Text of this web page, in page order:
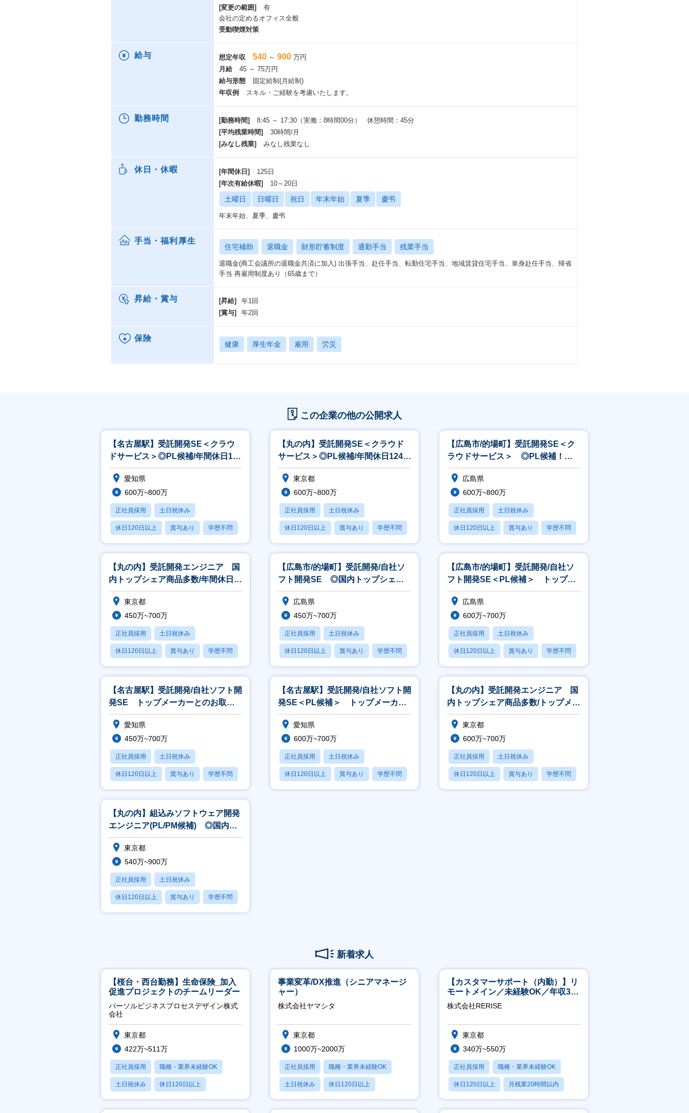
[変更の範囲]
有
会社の定めるオフィス全般
受動喫煙対策
給与 想定年収 540 ～ 900 万円
月給
45 ～ 75万円
給与形態
固定給制(月給制)
年収例
スキル・ご経験を考慮いたします。
勤務時間 [勤務時間]
8:45 ～ 17:30（実働：8時間00分） 休憩時間：45分
[平均残業時間]
30時間/月
[みなし残業]
みなし残業なし
休日・休暇 [年間休日]
125日
[年次有給休暇]
10～20日
土曜日 日曜日 祝日 年末年始 夏季 慶弔
年末年始、夏季、慶弔
手当・福利厚生
住宅補助 退職金 財形貯蓄制度 通勤手当 残業手当
退職金(商工会議所の退職金共済に加入) 出張手当、赴任手当、転勤住宅手当、地域賃貸住宅手当、単身赴任手当、帰省
手当 再雇用制度あり（65歳まで）
昇給・賞与 [昇給]
年1回
[賞与]
年2回
保険
健康 厚生年金 雇用 労災
この企業の他の公開求人
【名古屋駅】受託開発SE＜クラウ
ドサービス＞◎PL候補/年間休日124
日/国内トップシェア商品多数！
愛知県
600万~800万
正社員採用 土日祝休み
休日120日以上 賞与あり 学歴不問
【丸の内】受託開発SE＜クラウド
サービス＞◎PL候補/年間休日124
日/国内トップシェア商品多数！
東京都
600万~800万
正社員採用 土日祝休み
休日120日以上 賞与あり 学歴不問
【広島市/的場町】受託開発SE＜ク
ラウドサービス＞ ◎PL候補！
◎国内トップシェア商品多数！
広島県
600万~800万
正社員採用 土日祝休み
休日120日以上 賞与あり 学歴不問
【丸の内】受託開発エンジニア 国
内トップシェア商品多数/年間休日
124日/働き方◎
東京都
450万~700万
正社員採用 土日祝休み
休日120日以上 賞与あり 学歴不問
【広島市/的場町】受託開発/自社ソ
フト開発SE ◎国内トップシェア
商品多数！/年間休日124日
広島県
450万~700万
正社員採用 土日祝休み
休日120日以上 賞与あり 学歴不問
【広島市/的場町】受託開発/自社ソ
フト開発SE＜PL候補＞ トップシ
ェア製品多数/年間休日124日
広島県
600万~700万
正社員採用 土日祝休み
休日120日以上 賞与あり 学歴不問
【名古屋駅】受託開発/自社ソフト開
発SE トップメーカーとのお取引
多数/年間休日124日/働き方◎
愛知県
450万~700万
正社員採用 土日祝休み
休日120日以上 賞与あり 学歴不問
【名古屋駅】受託開発/自社ソフト開
発SE＜PL候補＞ トップメーカー
とのお取引！/年間休日124日
愛知県
600万~700万
正社員採用 土日祝休み
休日120日以上 賞与あり 学歴不問
【丸の内】受託開発エンジニア 国
内トップシェア商品多数/トップメー
カーとのお取引/年間休日124日
東京都
600万~700万
正社員採用 土日祝休み
休日120日以上 賞与あり 学歴不問
【丸の内】組込みソフトウェア開発
エンジニア(PL/PM候補) ◎国内ト
ップシェア商品多数
東京都
540万~900万
正社員採用 土日祝休み
休日120日以上 賞与あり 学歴不問
新着求人
【桜台・西台勤務】生命保険_加入
促進プロジェクトのチームリーダー
パーソルビジネスプロセスデザイン株式
会社
東京都
422万~511万
正社員採用 職種・業界未経験OK
土日祝休み 休日120日以上
産休・育休あり
事業変革/DX推進（シニアマネージ
ャー）
株式会社ヤマシタ
東京都
1000万~2000万
正社員採用 職種・業界未経験OK
土日祝休み 休日120日以上
産休・育休あり
【カスタマーサポート（内勤）】リ
モートメイン／未経験OK／年収340
万～／年間休日125日
株式会社RERISE
東京都
340万~550万
正社員採用 職種・業界未経験OK
休日120日以上 月残業20時間以内
賞与あり